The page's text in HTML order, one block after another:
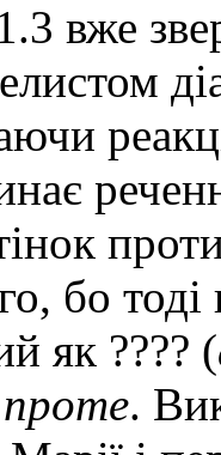
вже
бо
як ???? (
.